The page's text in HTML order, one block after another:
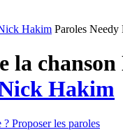
Hakim Paroles Needy
la chanson
Hakim
Proposer les paroles